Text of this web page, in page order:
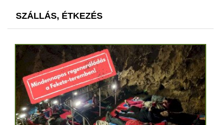
SZÁLLÁS, ÉTKEZÉS